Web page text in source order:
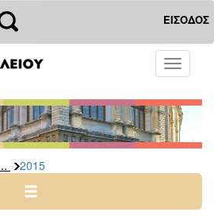
ΕΙΣΟΔΟΣ
Toggle
2015